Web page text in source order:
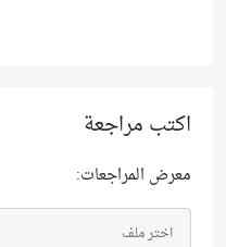
اكتب مراجعة
معرض المراجعات:
اختر ملف